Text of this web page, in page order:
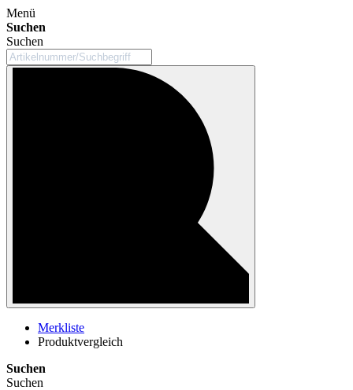
Menü
Suchen
Suchen
Merkliste
Produktvergleich
Suchen
Suchen